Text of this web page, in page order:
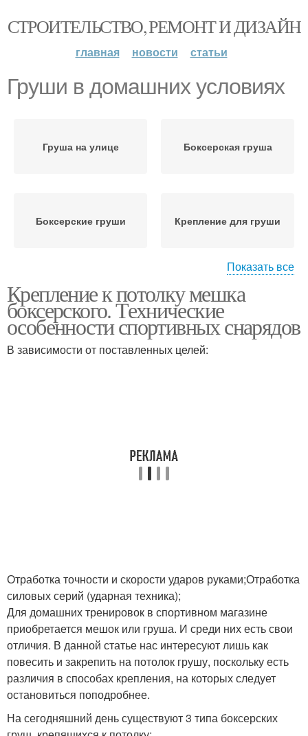
СТРОИТЕЛЬСТВО, РЕМОНТ И ДИЗАЙН
главная новости статьи
Груши в домашних условиях
Груша на улице Боксерская груша
Боксерские груши Крепление для груши
Г-образные груши Груши в квартире
Показать все
Крепление к потолку мешка
боксерского. Технические
особенности спортивных снарядов
В зависимости от поставленных целей:
Отработка точности и скорости ударов руками;Отработка
силовых серий (ударная техника);
Для домашних тренировок в спортивном магазине
приобретается мешок или груша. И среди них есть свои
отличия. В данной статье нас интересуют лишь как
повесить и закрепить на потолок грушу, поскольку есть
различия в способах крепления, на которых следует
остановиться поподробнее.
На сегодняшний день существуют 3 типа боксерских